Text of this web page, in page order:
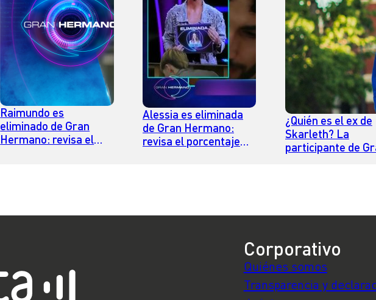
Raimundo es
eliminado de Gran
Hermano: revisa el
Alessia es eliminada
de Gran Hermano:
revisa el porcentaje
¿Quién es el ex de
Skarleth? La
participante de
Corporativo
Quiénes somos
Transparencia y